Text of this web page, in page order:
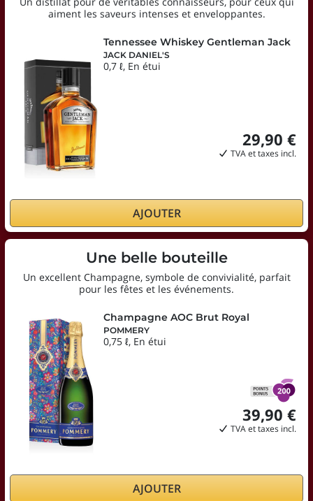
aiment les saveurs intenses et enveloppantes.
Tennessee Whiskey Gentleman Jack
JACK DANIEL'S
0,7 ℓ, En étui
29,90 €
TVA et taxes incl.
AJOUTER
Une belle bouteille
Un excellent Champagne, symbole de convivialité, parfait
pour les fêtes et les événements.
Champagne AOC Brut Royal
POMMERY
0,75 ℓ, En étui
39,90 €
TVA et taxes incl.
AJOUTER